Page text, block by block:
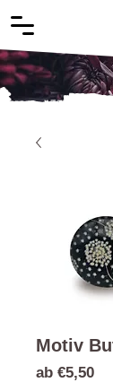
Motiv
ab €5,50